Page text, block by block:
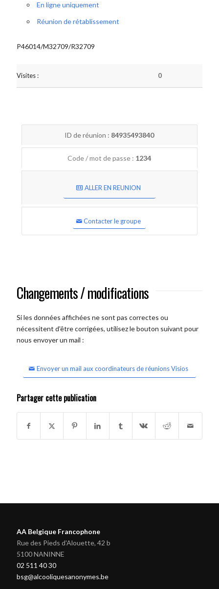
En ligne uniquement
Réunion de rétablissement
P46014/M32709/R32709
Visites : 0
ID de réunion : 84935493840
Code / mot de passe : 1234
ALLER EN REUNION
Contacter le groupe
Changements / modifications
Si les données affichées ne sont pas correctes ou
nécessitent d'être corrigées, utilisez le bouton suivant pour
nous envoyer un mail :
Envoyer un mail aux coordinateurs de réunions Visios
Partager cette publication
AA Belgique Francophone
Rue des Pieds d'Alouette, 42 b
5100 NANINNE
02 511 40 30
bsg@alcooliquesanonymes.be